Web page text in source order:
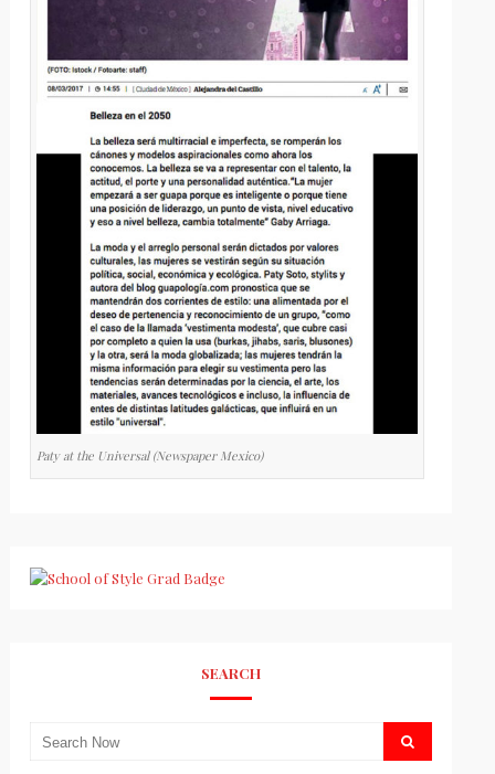
Paty at the Universal (Newspaper Mexico)
SEARCH